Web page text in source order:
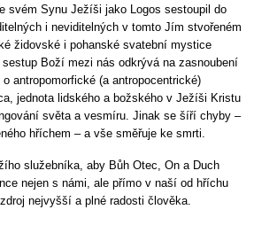
svém Synu Ježíši jako Logos sestoupil do
i neviditelných v tomto Jím stvořeném
židovské i pohanské svatební mystice
Boží mezi nás odkrývá na zasnoubení
antropomorfické (a antropocentrické)
jednota lidského a božského v Ježíši Kristu
světa a vesmíru. Jinak se šíří chyby –
hříchem – a vše směřuje ke smrti.
služebníka, aby Bůh Otec, On a Duch
nejen s námi, ale přímo v naší od hříchu
nejvyšší a plné radosti člověka.